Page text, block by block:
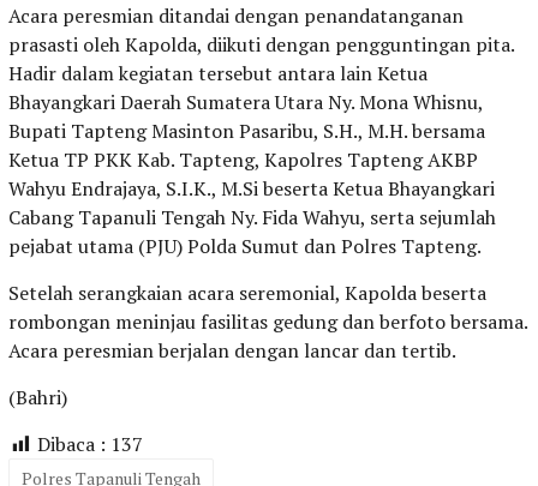
Acara peresmian ditandai dengan penandatanganan
prasasti oleh Kapolda, diikuti dengan pengguntingan pita.
Hadir dalam kegiatan tersebut antara lain Ketua
Bhayangkari Daerah Sumatera Utara Ny. Mona Whisnu,
Bupati Tapteng Masinton Pasaribu, S.H., M.H. bersama
Ketua TP PKK Kab. Tapteng, Kapolres Tapteng AKBP
Wahyu Endrajaya, S.I.K., M.Si beserta Ketua Bhayangkari
Cabang Tapanuli Tengah Ny. Fida Wahyu, serta sejumlah
pejabat utama (PJU) Polda Sumut dan Polres Tapteng.
Setelah serangkaian acara seremonial, Kapolda beserta
rombongan meninjau fasilitas gedung dan berfoto bersama.
Acara peresmian berjalan dengan lancar dan tertib.
(Bahri)
Dibaca : 137
Polres Tapanuli Tengah